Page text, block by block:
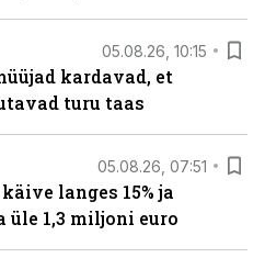
05.08.26, 10:15
kardavad, et
turu taas
05.08.26, 07:51
langes 15% ja
üle 1,3 miljoni euro